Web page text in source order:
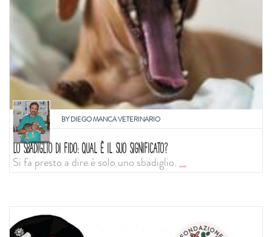
BYDIEGO MANCA VETERINARIO
LO SBADIGLIO DI FIDO: QUAL È IL SUO SIGNIFICATO?
Si fa presto a dire è solo uno sbadiglio....